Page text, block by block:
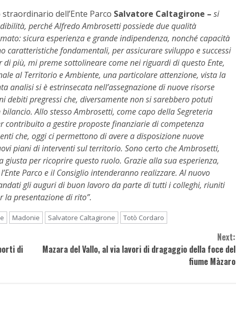
dell’Ente Parco Salvatore Caltagirone – si
perché Alfredo Ambrosetti possiede due qualità
sicura esperienza e grande indipendenza, nonché capacità
caratteristiche fondamentali, per assicurare sviluppo e successi
di più, mi preme sottolineare come nei riguardi di questo Ente,
al Territorio e Ambiente, una particolare attenzione, vista la
analisi si è estrinsecata nell’assegnazione di nuove risorse
pregressi che, diversamente non si sarebbero potuti
Allo stesso Ambrosetti, come capo della Segreteria
contribuito a gestire proposte finanziarie di competenza
che, oggi ci permettono di avere a disposizione nuove
piani di interventi sul territorio. Sono certo che Ambrosetti,
per ricoprire questo ruolo. Grazie alla sua esperienza,
Parco e il Consiglio intenderanno realizzare. Al nuovo
gli auguri di buon lavoro da parte di tutti i colleghi, riuniti
presentazione di rito”.
Madonie Salvatore Caltagirone Totò Cordaro
di
Next:
Mazara del Vallo, al via lavori di dragaggio della foce del
fiume Màzaro